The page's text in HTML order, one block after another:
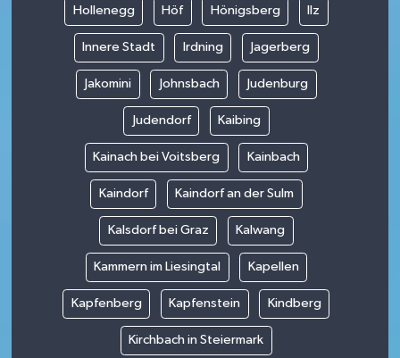
Hollenegg Höf Hönigsberg Ilz
Innere Stadt Irdning Jagerberg
Jakomini Johnsbach Judenburg
Judendorf Kaibing
Kainach bei Voitsberg Kainbach
Kaindorf Kaindorf an der Sulm
Kalsdorf bei Graz Kalwang
Kammern im Liesingtal Kapellen
Kapfenberg Kapfenstein Kindberg
Kirchbach in Steiermark